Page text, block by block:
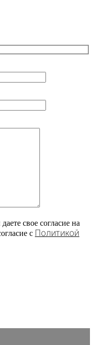
свое согласие на
c Политикой